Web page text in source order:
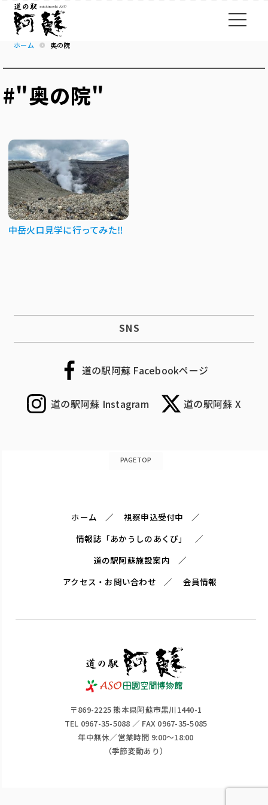
ホーム 奥の院
#"奥の院"
中岳火口見学に行ってみた‼
SNS
道の駅阿蘇 Facebookページ
道の駅阿蘇 Instagram 道の駅阿蘇 X
PAGETOP
ホーム
視察申込受付中
情報誌「あかうしのあくび」
道の駅阿蘇施設案内
アクセス・お問い合わせ
会員情報
〒869-2225 熊本県阿蘇市黒川1440-1
TEL 0967-35-5088 ／ FAX 0967-35-5085
年中無休／営業時間 9:00～18:00
（季節変動あり）